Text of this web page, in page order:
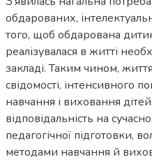
обдарованих,
того, щоб обдарована
реалізувалася в житті
закладі. Таким чином,
свідомості, інтенсивного
навчання і виховання
відповідальність на
педагогічної підготовки,
методами навчання й